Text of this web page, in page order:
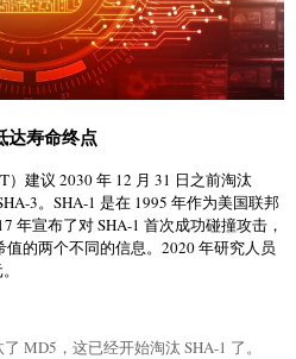
达寿命终点
建议 2030 年 12 月 31 日之前淘汰
3。SHA-1 是在 1995 年作为美国联邦
年宣布了对 SHA-1 首次成功碰撞攻击，
的两个不同的信息。2020 年研究人员
MD5，这已经开始淘汰 SHA-1 了。